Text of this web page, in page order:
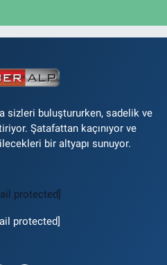
sizleri buluştururken, sadelik ve
Şatafattan kaçınıyor ve
bir altyapı sunuyor.
protected]
protected]